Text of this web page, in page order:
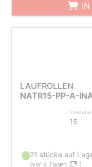
IN
LAUFROLLEN
NATR15-PP-A-
15
21 stücke auf
(vor 4 Tagen )